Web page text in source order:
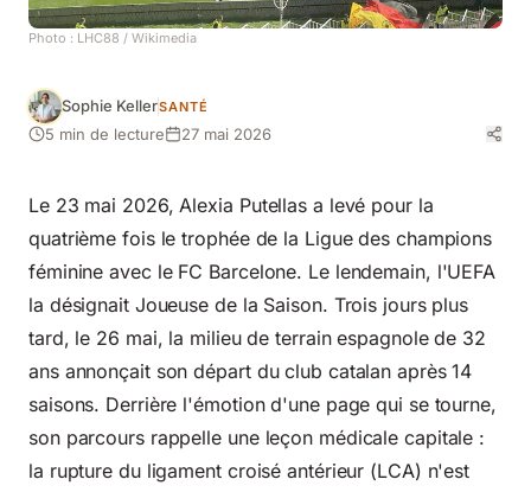
Photo : LHC88 / Wikimedia
Sophie KellerSANTÉ
5 min de lecture 27 mai 2026
Le 23 mai 2026, Alexia Putellas a levé pour la
quatrième fois le trophée de la Ligue des champions
féminine avec le FC Barcelone. Le lendemain, l'UEFA
la désignait Joueuse de la Saison. Trois jours plus
tard, le 26 mai, la milieu de terrain espagnole de 32
ans annonçait son départ du club catalan après 14
saisons. Derrière l'émotion d'une page qui se tourne,
son parcours rappelle une leçon médicale capitale :
la rupture du ligament croisé antérieur (LCA) n'est